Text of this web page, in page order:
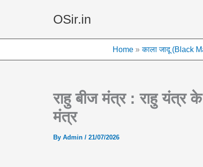
OSir.in
Home काला जादू (Black
राहु बीज मंत्र : राहु यंत्र
मंत्र
By Admin / 21/07/2026